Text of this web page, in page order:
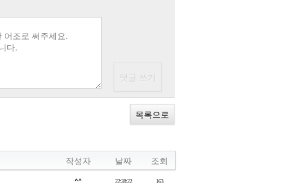
목록으로
작성자 날짜 조회
^^ 22:28:22 163